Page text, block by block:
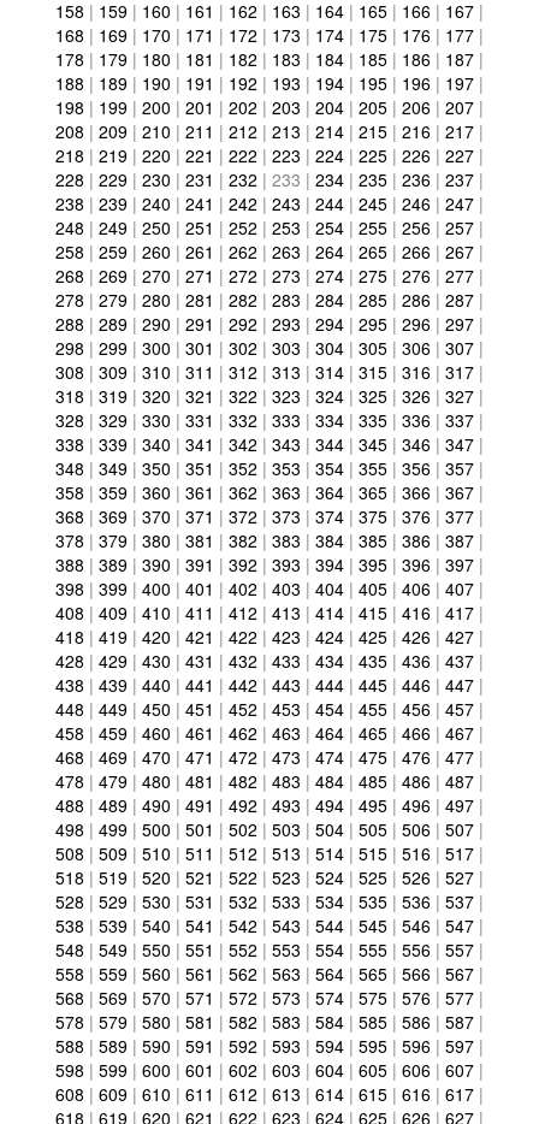
158 | 159 | 160 | 161 | 162 | 163 | 164 | 165 | 166 | 167 |
168 | 169 | 170 | 171 | 172 | 173 | 174 | 175 | 176 | 177 |
178 | 179 | 180 | 181 | 182 | 183 | 184 | 185 | 186 | 187 |
188 | 189 | 190 | 191 | 192 | 193 | 194 | 195 | 196 | 197 |
198 | 199 | 200 | 201 | 202 | 203 | 204 | 205 | 206 | 207 |
208 | 209 | 210 | 211 | 212 | 213 | 214 | 215 | 216 | 217 |
218 | 219 | 220 | 221 | 222 | 223 | 224 | 225 | 226 | 227 |
228 | 229 | 230 | 231 | 232 | 233 | 234 | 235 | 236 | 237 |
238 | 239 | 240 | 241 | 242 | 243 | 244 | 245 | 246 | 247 |
248 | 249 | 250 | 251 | 252 | 253 | 254 | 255 | 256 | 257 |
258 | 259 | 260 | 261 | 262 | 263 | 264 | 265 | 266 | 267 |
268 | 269 | 270 | 271 | 272 | 273 | 274 | 275 | 276 | 277 |
278 | 279 | 280 | 281 | 282 | 283 | 284 | 285 | 286 | 287 |
288 | 289 | 290 | 291 | 292 | 293 | 294 | 295 | 296 | 297 |
298 | 299 | 300 | 301 | 302 | 303 | 304 | 305 | 306 | 307 |
308 | 309 | 310 | 311 | 312 | 313 | 314 | 315 | 316 | 317 |
318 | 319 | 320 | 321 | 322 | 323 | 324 | 325 | 326 | 327 |
328 | 329 | 330 | 331 | 332 | 333 | 334 | 335 | 336 | 337 |
338 | 339 | 340 | 341 | 342 | 343 | 344 | 345 | 346 | 347 |
348 | 349 | 350 | 351 | 352 | 353 | 354 | 355 | 356 | 357 |
358 | 359 | 360 | 361 | 362 | 363 | 364 | 365 | 366 | 367 |
368 | 369 | 370 | 371 | 372 | 373 | 374 | 375 | 376 | 377 |
378 | 379 | 380 | 381 | 382 | 383 | 384 | 385 | 386 | 387 |
388 | 389 | 390 | 391 | 392 | 393 | 394 | 395 | 396 | 397 |
398 | 399 | 400 | 401 | 402 | 403 | 404 | 405 | 406 | 407 |
408 | 409 | 410 | 411 | 412 | 413 | 414 | 415 | 416 | 417 |
418 | 419 | 420 | 421 | 422 | 423 | 424 | 425 | 426 | 427 |
428 | 429 | 430 | 431 | 432 | 433 | 434 | 435 | 436 | 437 |
438 | 439 | 440 | 441 | 442 | 443 | 444 | 445 | 446 | 447 |
448 | 449 | 450 | 451 | 452 | 453 | 454 | 455 | 456 | 457 |
458 | 459 | 460 | 461 | 462 | 463 | 464 | 465 | 466 | 467 |
468 | 469 | 470 | 471 | 472 | 473 | 474 | 475 | 476 | 477 |
478 | 479 | 480 | 481 | 482 | 483 | 484 | 485 | 486 | 487 |
488 | 489 | 490 | 491 | 492 | 493 | 494 | 495 | 496 | 497 |
498 | 499 | 500 | 501 | 502 | 503 | 504 | 505 | 506 | 507 |
508 | 509 | 510 | 511 | 512 | 513 | 514 | 515 | 516 | 517 |
518 | 519 | 520 | 521 | 522 | 523 | 524 | 525 | 526 | 527 |
528 | 529 | 530 | 531 | 532 | 533 | 534 | 535 | 536 | 537 |
538 | 539 | 540 | 541 | 542 | 543 | 544 | 545 | 546 | 547 |
548 | 549 | 550 | 551 | 552 | 553 | 554 | 555 | 556 | 557 |
558 | 559 | 560 | 561 | 562 | 563 | 564 | 565 | 566 | 567 |
568 | 569 | 570 | 571 | 572 | 573 | 574 | 575 | 576 | 577 |
578 | 579 | 580 | 581 | 582 | 583 | 584 | 585 | 586 | 587 |
588 | 589 | 590 | 591 | 592 | 593 | 594 | 595 | 596 | 597 |
598 | 599 | 600 | 601 | 602 | 603 | 604 | 605 | 606 | 607 |
608 | 609 | 610 | 611 | 612 | 613 | 614 | 615 | 616 | 617 |
618 | 619 | 620 | 621 | 622 | 623 | 624 | 625 | 626 | 627 |